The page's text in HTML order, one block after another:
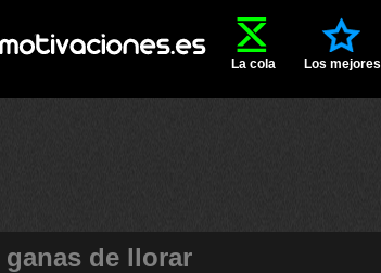
La cola Los mejores
ganas de llorar